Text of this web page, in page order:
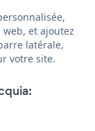
et ajoutez
latérale,
votre site.